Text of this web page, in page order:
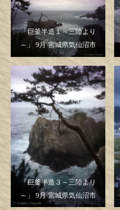
「巨釜半造１～三陸より
～」 9月 宮城県気仙沼市
「巨釜半造３～三陸より
～」 9月 宮城県気仙沼市